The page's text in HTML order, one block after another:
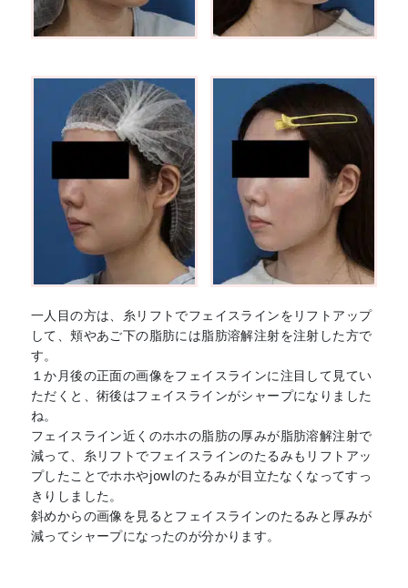
一人目の方は、糸リフトでフェイスラインをリフトアップ
して、頬やあご下の脂肪には脂肪溶解注射を注射した方で
す。
１か月後の正面の画像をフェイスラインに注目して見てい
ただくと、術後はフェイスラインがシャープになりました
ね。
フェイスライン近くのホホの脂肪の厚みが脂肪溶解注射で
減って、糸リフトでフェイスラインのたるみもリフトアッ
プしたことでホホやjowlのたるみが目立たなくなってすっ
きりしました。
斜めからの画像を見るとフェイスラインのたるみと厚みが
減ってシャープになったのが分かります。